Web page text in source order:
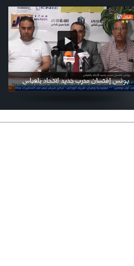
فيديو الإعلان الرسمي عن شعار بطولة كأس
العالم FIFA قطر 2022